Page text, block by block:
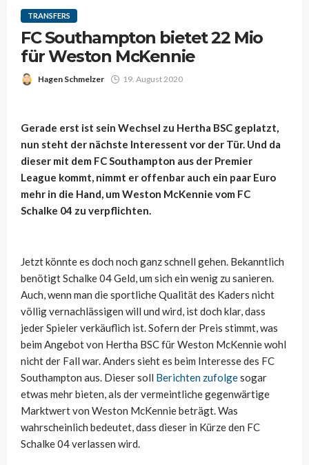
TRANSFERS
FC Southampton bietet 22 Mio
für Weston McKennie
Hagen Schmelzer 19. August 2020
Gerade erst ist sein Wechsel zu Hertha BSC geplatzt,
nun steht der nächste Interessent vor der Tür. Und da
dieser mit dem FC Southampton aus der Premier
League kommt, nimmt er offenbar auch ein paar Euro
mehr in die Hand, um Weston McKennie vom FC
Schalke 04 zu verpflichten.
Jetzt könnte es doch noch ganz schnell gehen. Bekanntlich
benötigt Schalke 04 Geld, um sich ein wenig zu sanieren.
Auch, wenn man die sportliche Qualität des Kaders nicht
völlig vernachlässigen will und wird, ist doch klar, dass
jeder Spieler verkäuflich ist. Sofern der Preis stimmt, was
beim Angebot von Hertha BSC für Weston McKennie wohl
nicht der Fall war. Anders sieht es beim Interesse des FC
Southampton aus. Dieser soll Berichten zufolgesogar
etwas mehr bieten, als der vermeintliche gegenwärtige
Marktwert von Weston McKennie beträgt. Was
wahrscheinlich bedeutet, dass dieser in Kürze den FC
Schalke 04 verlassen wird.